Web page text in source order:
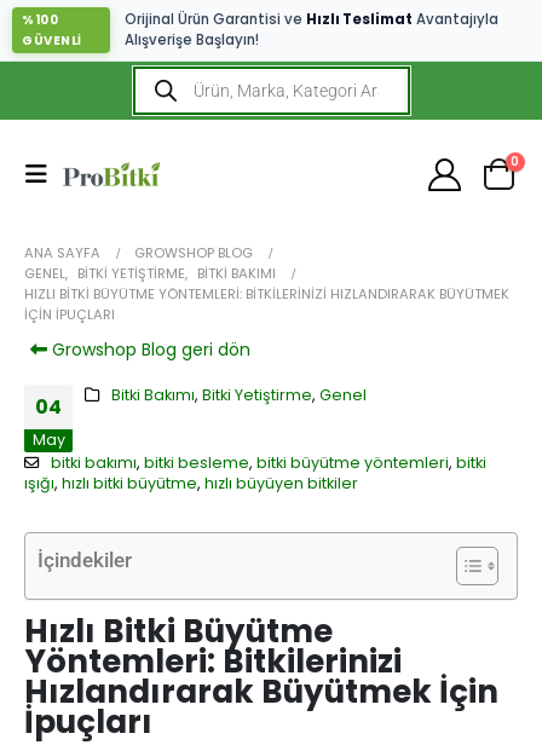
%100
GÜVENLİ
Orijinal Ürün Garantisi ve Hızlı Teslimat Avantajıyla
Alışverişe Başlayın!
0
ANA SAYFA
GROWSHOP BLOG
GENEL, BITKI YETIŞTIRME, BITKI BAKIMI
HIZLI BITKI BÜYÜTME YÖNTEMLERI: BITKILERINIZI HIZLANDIRARAK BÜYÜTMEK
İÇIN İPUÇLARI
Growshop Blog geri dön
04
May
Bitki Bakımı, Bitki Yetiştirme, Genel
bitki bakımı, bitki besleme, bitki büyütme yöntemleri, bitki
ışığı, hızlı bitki büyütme, hızlı büyüyen bitkiler
İçindekiler
Hızlı Bitki Büyütme
Yöntemleri: Bitkilerinizi
Hızlandırarak Büyütmek İçin
İpuçları